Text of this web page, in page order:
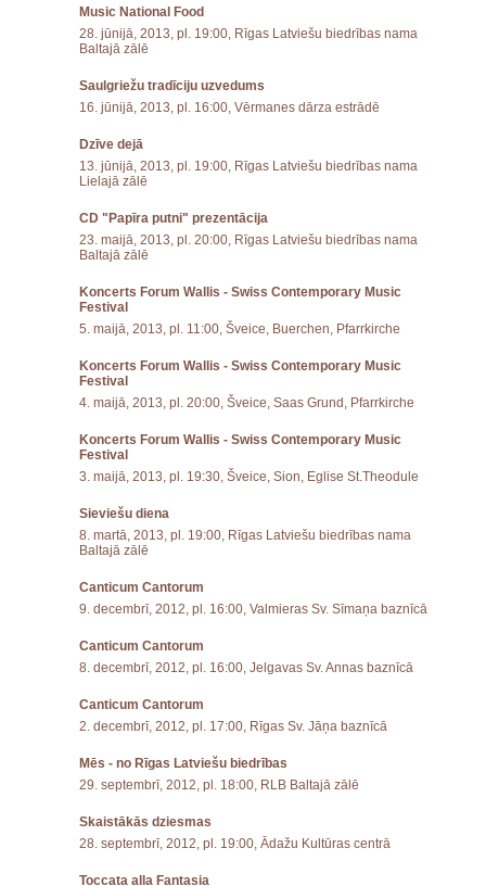
Music National Food
28. jūnijā, 2013, pl. 19:00, Rīgas Latviešu biedrības nama
Baltajā zālē
Saulgriežu tradīciju uzvedums
16. jūnijā, 2013, pl. 16:00, Vērmanes dārza estrādē
Dzīve dejā
13. jūnijā, 2013, pl. 19:00, Rīgas Latviešu biedrības nama
Lielajā zālē
CD "Papīra putni" prezentācija
23. maijā, 2013, pl. 20:00, Rīgas Latviešu biedrības nama
Baltajā zālē
Koncerts Forum Wallis - Swiss Contemporary Music
Festival
5. maijā, 2013, pl. 11:00, Šveice, Buerchen, Pfarrkirche
Koncerts Forum Wallis - Swiss Contemporary Music
Festival
4. maijā, 2013, pl. 20:00, Šveice, Saas Grund, Pfarrkirche
Koncerts Forum Wallis - Swiss Contemporary Music
Festival
3. maijā, 2013, pl. 19:30, Šveice, Sion, Eglise St.Theodule
Sieviešu diena
8. martā, 2013, pl. 19:00, Rīgas Latviešu biedrības nama
Baltajā zālē
Canticum Cantorum
9. decembrī, 2012, pl. 16:00, Valmieras Sv. Sīmaņa baznīcā
Canticum Cantorum
8. decembrī, 2012, pl. 16:00, Jelgavas Sv. Annas baznīcā
Canticum Cantorum
2. decembrī, 2012, pl. 17:00, Rīgas Sv. Jāņa baznīcā
Mēs - no Rīgas Latviešu biedrības
29. septembrī, 2012, pl. 18:00, RLB Baltajā zālē
Skaistākās dziesmas
28. septembrī, 2012, pl. 19:00, Ādažu Kultūras centrā
Toccata alla Fantasia